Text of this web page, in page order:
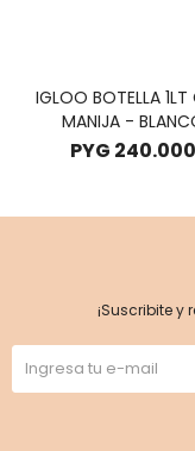
IGLOO BOTELLA
MANIJA -
PYG 240.000
¡Suscribite